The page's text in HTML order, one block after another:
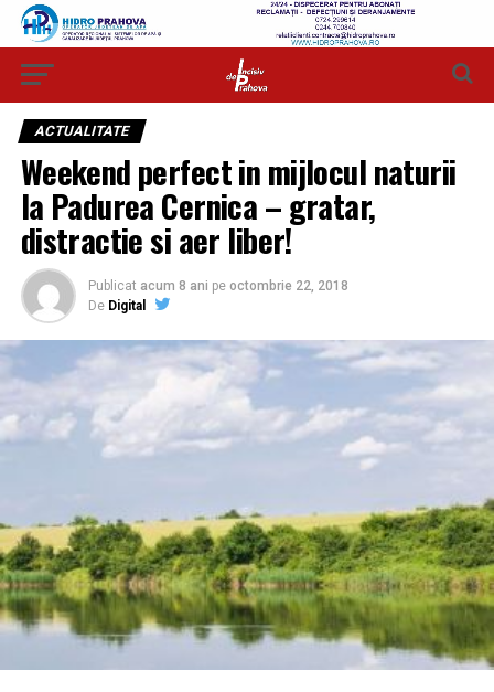
ACTUALITATE
Weekend perfect in mijlocul naturii
la Padurea Cernica – gratar,
distractie si aer liber!
Publicat acum 8 ani pe octombrie 22, 2018
De Digital